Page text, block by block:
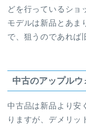
どを行っているショ
モデルは新品とあま
で、狙うのであれば
中古のアップルウ
中古品は新品より安
りますが、デメリッ